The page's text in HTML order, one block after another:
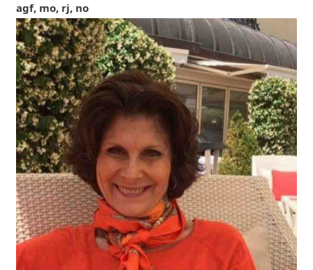
agf, mo, rj, no